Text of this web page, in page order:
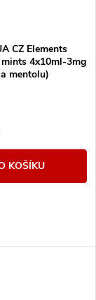
CZ Elements
4x10ml-3mg
mentolu)
KOŠÍKU